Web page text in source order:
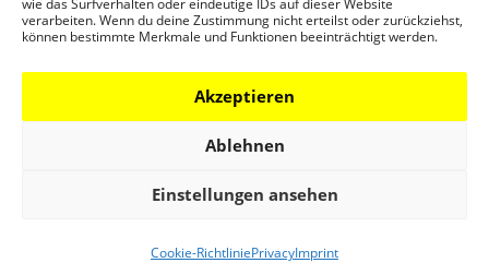
verarbeiten. Wenn du deine Zustimmung nicht erteilst oder zurückziehst,
können bestimmte Merkmale und Funktionen beeinträchtigt werden.
Akzeptieren
Ablehnen
Einstellungen ansehen
Cookie-RichtliniePrivacyImprint
Date: